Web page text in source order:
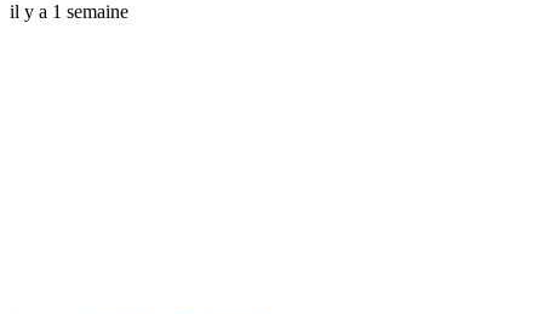
il y a 1 semaine